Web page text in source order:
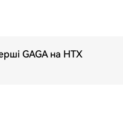
GAGA на HTX